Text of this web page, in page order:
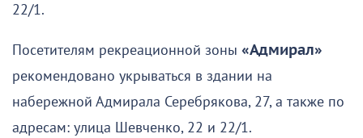
22/1.
Посетителям рекреационной зоны «Адмирал»
рекомендовано укрываться в здании на
набережной Адмирала Серебрякова, 27, а также по
адресам: улица Шевченко, 22 и 22/1.